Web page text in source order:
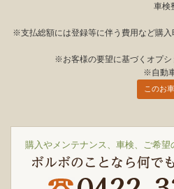
車検
※支払総額には登録等に伴う費用など購
※お客様の要望に基づくオプシ
※自動
このお
購入やメンテナンス、車検、ご希望
ボルボのことなら何で